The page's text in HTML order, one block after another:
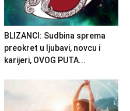
BLIZANCI: Sudbina sprema
preokret u ljubavi, novcu i
karijeri, OVOG PUTA...